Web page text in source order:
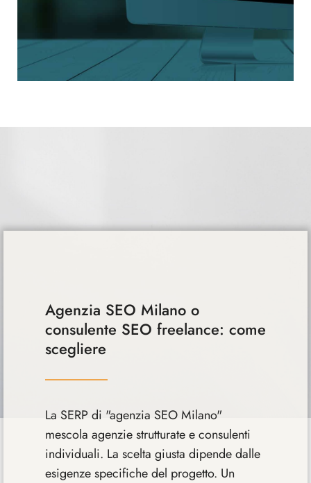
Agenzia SEO Milano o
consulente SEO freelance: come
scegliere
La SERP di "agenzia SEO Milano"
mescola agenzie strutturate e consulenti
individuali. La scelta giusta dipende dalle
esigenze specifiche del progetto. Un